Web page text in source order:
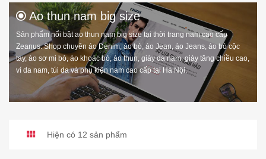
Ao thun nam big size
Sản phẩm nổi bật ao thun nam big size tại thời trang nam cao cấp
Zeanus. Shop chuyên áo Denim, áo bò, áo Jean, áo Jeans, áo bò cộc
tay, áo sơ mi bò, áo khoác bò, áo thun, giày da nam, giày tăng chiều cao,
ví da nam, túi da và phụ kiện nam cao cấp tại Hà Nội.
Hiện có 12 sản phẩm